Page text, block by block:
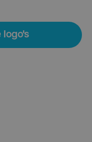
logo's